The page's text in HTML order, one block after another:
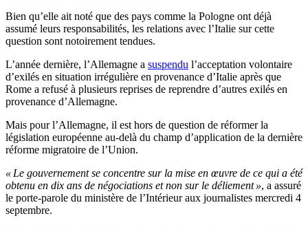
Bien qu’elle ait noté que des pays comme la Pologne ont déjà
assumé leurs responsabilités, les relations avec l’Italie sur cette
question sont notoirement tendues.
L’année dernière, l’Allemagne a suspendu l’acceptation volontaire
d’exilés en situation irrégulière en provenance d’Italie après que
Rome a refusé à plusieurs reprises de reprendre d’autres exilés en
provenance d’Allemagne.
Mais pour l’Allemagne, il est hors de question de réformer la
législation européenne au-delà du champ d’application de la dernière
réforme migratoire de l’Union.
« Le gouvernement se concentre sur la mise en œuvre de ce qui a été
obtenu en dix ans de négociations et non sur le déliement », a assuré
le porte-parole du ministère de l’Intérieur aux journalistes mercredi 4
septembre.